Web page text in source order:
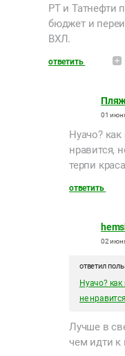
РТ и Татнефти
бюджет и
ВХЛ.
ответить
01
Нуачо?
нравится,
терпи
ответить
02
ответил
Нуачо?
не
Лучше в
чем идти к